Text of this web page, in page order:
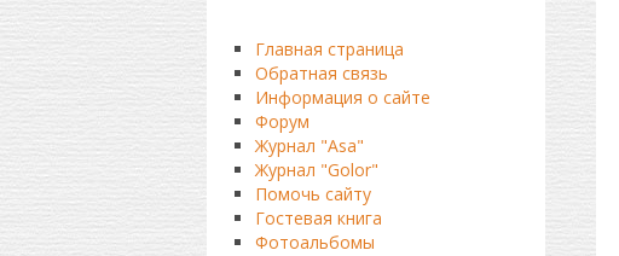
Главная страница
Обратная связь
Информация о сайте
Форум
Журнал "Asa"
Журнал "Golor"
Помочь сайту
Гостевая книга
Фотоальбомы